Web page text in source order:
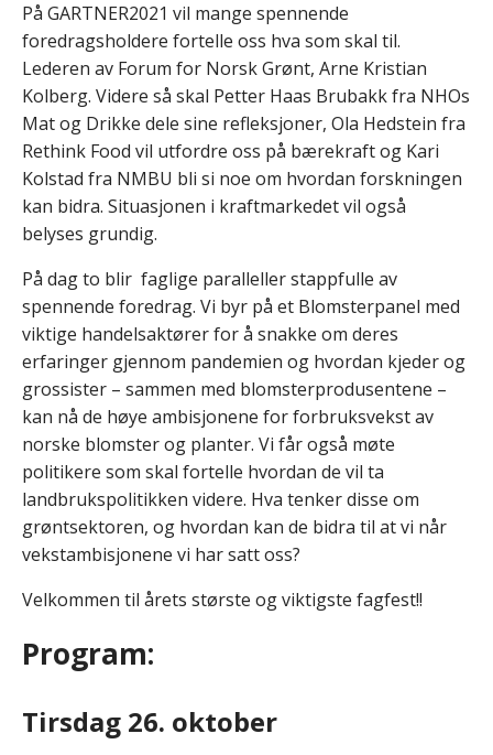
På GARTNER2021 vil mange spennende
foredragsholdere fortelle oss hva som skal til.
Lederen av Forum for Norsk Grønt, Arne Kristian
Kolberg. Videre så skal Petter Haas Brubakk fra NHOs
Mat og Drikke dele sine refleksjoner, Ola Hedstein fra
Rethink Food vil utfordre oss på bærekraft og Kari
Kolstad fra NMBU bli si noe om hvordan forskningen
kan bidra. Situasjonen i kraftmarkedet vil også
belyses grundig.
På dag to blir faglige paralleller stappfulle av
spennende foredrag. Vi byr på et Blomsterpanel med
viktige handelsaktører for å snakke om deres
erfaringer gjennom pandemien og hvordan kjeder og
grossister – sammen med blomsterprodusentene –
kan nå de høye ambisjonene for forbruksvekst av
norske blomster og planter. Vi får også møte
politikere som skal fortelle hvordan de vil ta
landbrukspolitikken videre. Hva tenker disse om
grøntsektoren, og hvordan kan de bidra til at vi når
vekstambisjonene vi har satt oss?
Velkommen til årets største og viktigste fagfest!!
Program:
Tirsdag 26. oktober